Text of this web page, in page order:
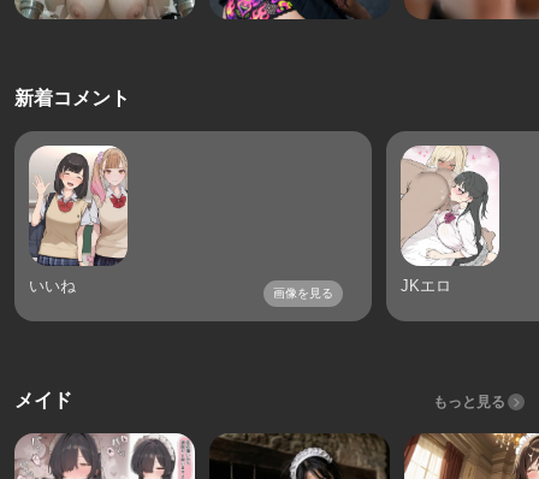
新着コメント
いいね 画像を見る JKエロ
メイド もっと見る